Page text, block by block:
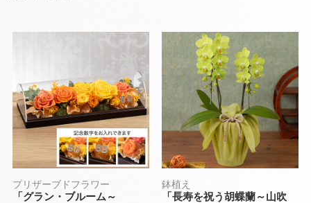
プリザーブドフラワー
「グラン・ブルーム～
鉢植え
「長寿を祝う胡蝶蘭～山吹